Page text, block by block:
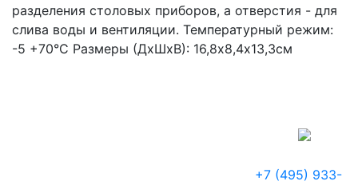
разделения столовых приборов, а отверстия - для
слива воды и вентиляции. Температурный режим:
-5 +70°С Размеры (ДхШхВ): 16,8х8,4х13,3см
+7 (495) 933-